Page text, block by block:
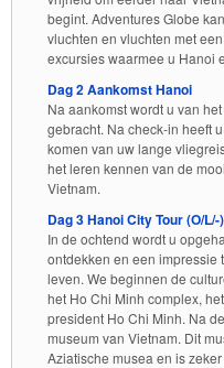
begint. Adventures Globe
vluchten en vluchten met
excursies waarmee u Hanoi
Dag 2 Aankomst Hanoi
Na aankomst wordt u van
gebracht. Na check-in heeft
komen van uw lange
het leren kennen van de
Vietnam.
Dag 3 Hanoi City Tour (O/L/-)
In de ochtend wordt u
ontdekken en een impressie
leven. We beginnen de
het Ho Chi Minh complex,
president Ho Chi Minh. Na
museum van Vietnam. Dit
Aziatische musea en is